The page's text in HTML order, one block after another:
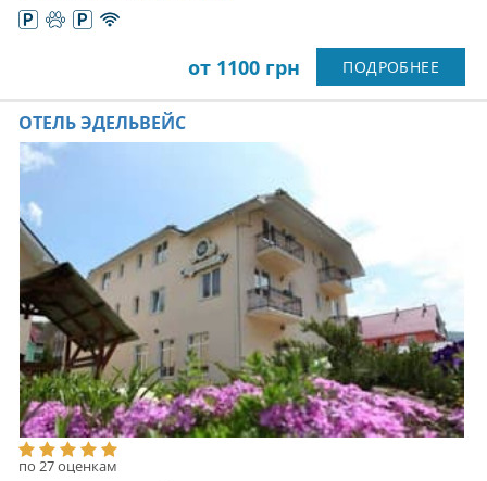
от 1100 грн ПОДРОБНЕЕ
ОТЕЛЬ ЭДЕЛЬВЕЙС
по 27 оценкам